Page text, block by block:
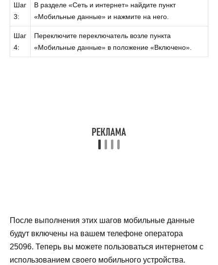
Шаг
3:
В разделе «Сеть и интернет» найдите пункт
«Мобильные данные» и нажмите на него.
Шаг
4:
Переключите переключатель возле пункта
«Мобильные данные» в положение «Включено».
После выполнения этих шагов мобильные данные
будут включены на вашем телефоне оператора
25096. Теперь вы можете пользоваться интернетом с
использованием своего мобильного устройства.